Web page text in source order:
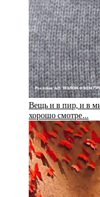
Вещь и в пир, и в
хорошо смотре…